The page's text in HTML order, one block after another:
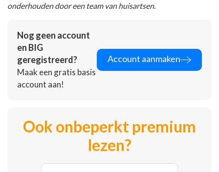
onderhouden door een team van huisartsen.
Nog geen account
en BIG
geregistreerd?
Maak een gratis basis
account aan!
Account aanmaken
Ook onbeperkt premium
lezen?